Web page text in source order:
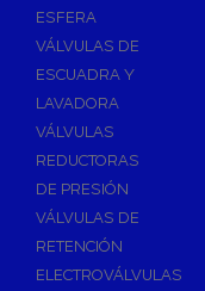
ESFERA
VÁLVULAS DE
ESCUADRA Y
LAVADORA
VÁLVULAS
REDUCTORAS
DE PRESIÓN
VÁLVULAS DE
RETENCIÓN
ELECTROVÁLVULAS